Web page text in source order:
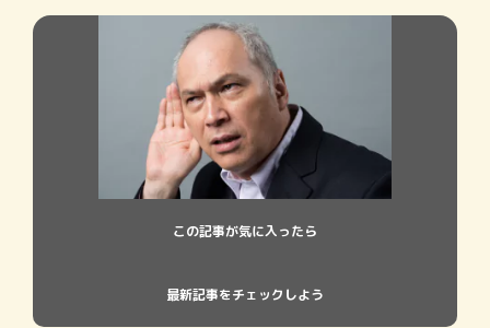
この記事が気に入ったら
最新記事をチェックしよう